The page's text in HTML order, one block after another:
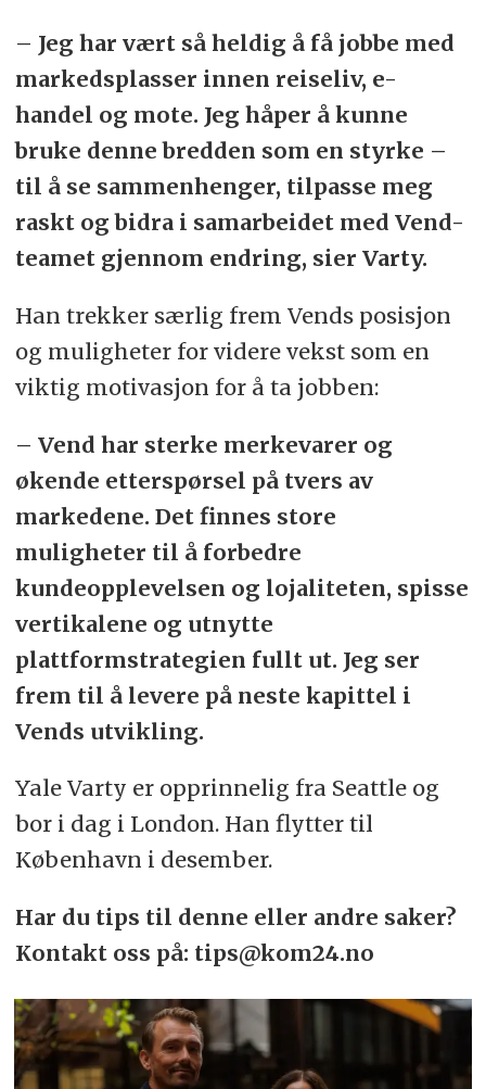
– Jeg har vært så heldig å få jobbe med
markedsplasser innen reiseliv, e-
handel og mote. Jeg håper å kunne
bruke denne bredden som en styrke –
til å se sammenhenger, tilpasse meg
raskt og bidra i samarbeidet med Vend-
teamet gjennom endring, sier Varty.
Han trekker særlig frem Vends posisjon
og muligheter for videre vekst som en
viktig motivasjon for å ta jobben:
– Vend har sterke merkevarer og
økende etterspørsel på tvers av
markedene. Det finnes store
muligheter til å forbedre
kundeopplevelsen og lojaliteten, spisse
vertikalene og utnytte
plattformstrategien fullt ut. Jeg ser
frem til å levere på neste kapittel i
Vends utvikling.
Yale Varty er opprinnelig fra Seattle og
bor i dag i London. Han flytter til
København i desember.
Har du tips til denne eller andre saker?
Kontakt oss på: tips@kom24.no